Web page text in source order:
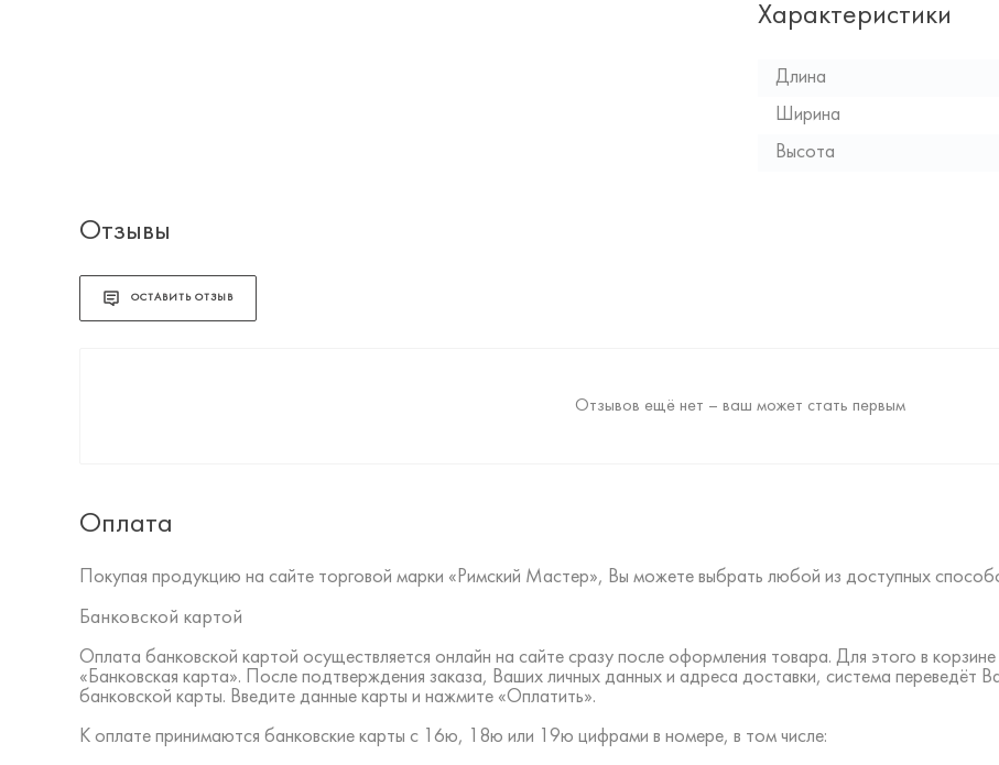
Характеристики
Длина
Ширина
Высота
Отзывы
ОСТАВИТЬ ОТЗЫВ
Отзывов ещё нет – ваш может стать первым
Оплата
Покупая продукцию на сайте торговой марки «Римский Мастер», Вы можете выбрать любой из доступных
Банковской картой
Оплата банковской картой осуществляется онлайн на сайте сразу после оформления товара. Для этого в
«Банковская карта». После подтверждения заказа, Ваших личных данных и адреса доставки, система переведёт
банковской карты. Введите данные карты и нажмите «Оплатить».
К оплате принимаются банковские карты с 16ю, 18ю или 19ю цифрами в номере, в том числе: